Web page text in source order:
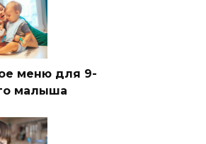
меню для 9-
малыша